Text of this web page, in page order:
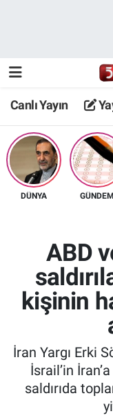
Canlı Yayın
DÜNYA GÜNDEM
ABD
kişinin
İran Yargı Erki
İsrail’in
saldırıda
TV 5 Ekranı